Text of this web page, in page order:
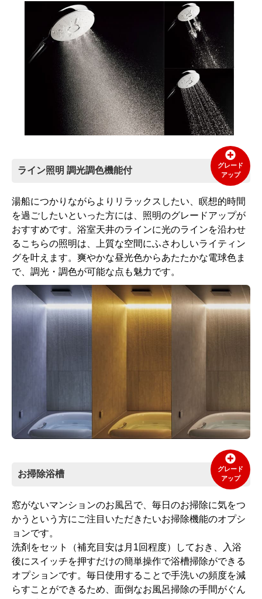
ライン照明 調光調色機能付
グレード
アップ
湯船につかりながらよりリラックスしたい、瞑想的時間
を過ごしたいといった方には、照明のグレードアップが
おすすめです。浴室天井のラインに光のラインを沿わせ
るこちらの照明は、上質な空間にふさわしいライティン
グを叶えます。爽やかな昼光色からあたたかな電球色ま
で、調光・調色が可能な点も魅力です。
お掃除浴槽
グレード
アップ
窓がないマンションのお風呂で、毎日のお掃除に気をつ
かうという方にご注目いただきたいお掃除機能のオプシ
ョンです。
洗剤をセット（補充目安は月1回程度）しておき、入浴
後にスイッチを押すだけの簡単操作で浴槽掃除ができる
オプションです。毎日使用することで手洗いの頻度を減
らすことができるため、面倒なお風呂掃除の手間がぐん